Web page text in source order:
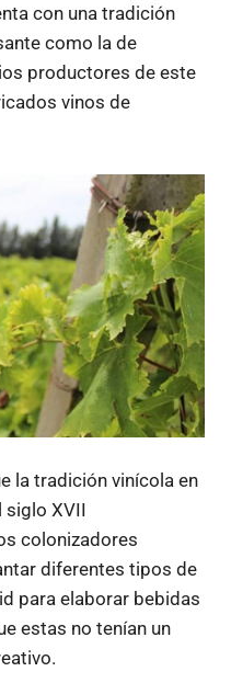
con una tradición
como la de
productores de este
vinos de
la tradición vinícola en
siglo XVII
colonizadores
diferentes tipos de
para elaborar bebidas
estas no tenían un